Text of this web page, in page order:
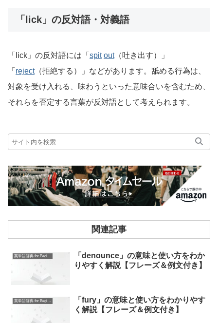
「lick」の反対語・対義語
「lick」の反対語には「 spit out（吐き出す）」
「 reject（拒絶する）」などがあります。舐める行為は、
対象を受け入れる、味わうといった意味合いを含むため、
それらを否定する言葉が反対語として考えられます。
関連記事
英単語辞典 for Beginners
「denounce」の意味と使い方をわか
りやすく解説【フレーズ＆例文付き】
英単語辞典 for Beginners
「fury」の意味と使い方をわかりやす
く解説【フレーズ＆例文付き】